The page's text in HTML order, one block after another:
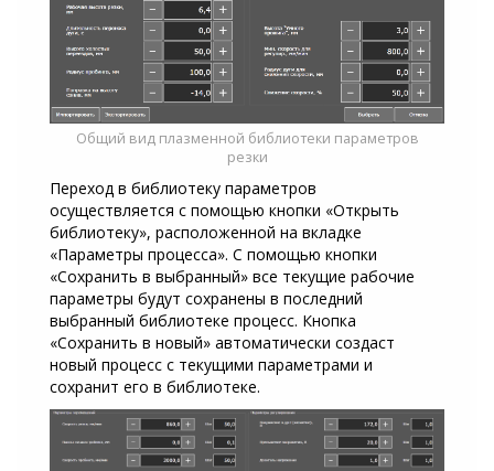
Общий вид плазменной библиотеки параметров
резки
Переход в библиотеку параметров
осуществляется с помощью кнопки «Открыть
библиотеку», расположенной на вкладке
«Параметры процесса». С помощью кнопки
«Сохранить в выбранный» все текущие рабочие
параметры будут сохранены в последний
выбранный библиотеке процесс. Кнопка
«Сохранить в новый» автоматически создаст
новый процесс с текущими параметрами и
сохранит его в библиотеке.